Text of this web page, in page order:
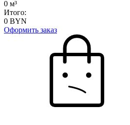
0 м³
Итого:
0 BYN
Оформить заказ